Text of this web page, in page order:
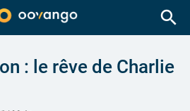
search
: le rêve de Charlie